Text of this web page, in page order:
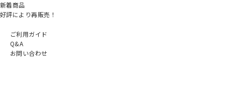
新着商品
好評により再販売！
ご利用ガイド
Q&A
お問い合わせ